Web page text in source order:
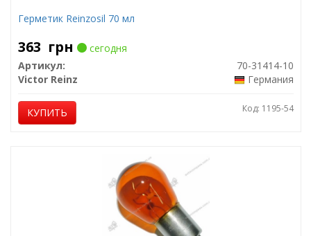
Герметик Reinzosil 70 мл
363 грн
сегодня
Артикул:
70-31414-10
Victor Reinz
Германия
КУПИТЬ Код: 1195-54